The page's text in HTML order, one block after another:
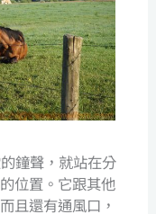
鐘聲，就站在分
位置。它跟其他
而且還有通風口，